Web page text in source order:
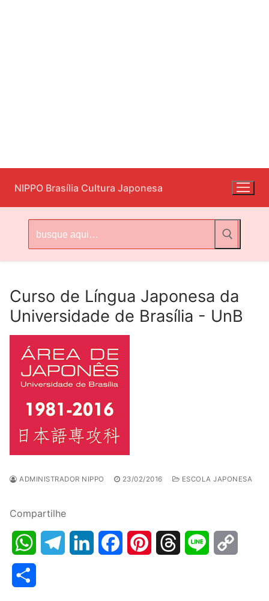
para
o
conteúdo
NIPPO Brasília Cultura Japonesa
por:
Curso de Língua Japonesa da
Universidade de Brasília - UnB
ADMINISTRADOR NIPPO 23/02/2016 ESCOLA JAPONESA
Compartilhe
WhatsAppTelegramLinkedInFacebookPinterestThreads Line